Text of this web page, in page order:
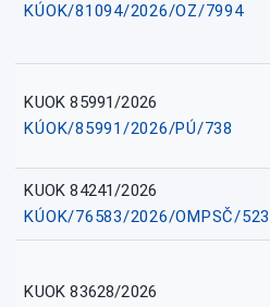
KÚOK/81094/2026/OZ/7994
KUOK 85991/2026
KÚOK/85991/2026/PÚ/738
KUOK 84241/2026
KÚOK/76583/2026/OMPSČ/523
KUOK 83628/2026